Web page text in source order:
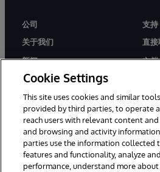
公司
关于我们
新闻
活动
工作机会
支持
直接
文档
Cookie Settings
This site uses cookies and similar
provided by third parties, to operate
reach users with relevant content
and browsing and activity
parties use the information collected
features and functionality, analyze
performance, understand more